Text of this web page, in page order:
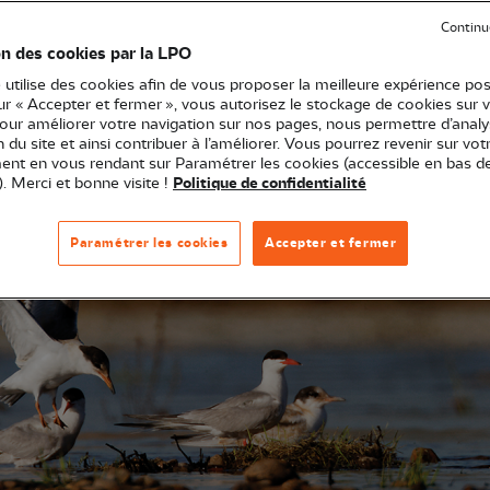
sécurisés. En 2025, nous lançons le programme
sur tout le territoire régional afin de faciliter leur
des cookies par la LPO
utilise des cookies afin de vous proposer la meilleure expérience
« Accepter et fermer », vous autorisez le stockage de cookies sur
améliorer votre navigation sur nos pages, nous permettre
du site et ainsi contribuer à l’améliorer. Vous pourrez revenir sur
en vous rendant sur Paramétrer les cookies (accessible en bas
Merci et bonne visite ! Politique de confidentialité
Accepter et fermer
Paramétrer les cookies